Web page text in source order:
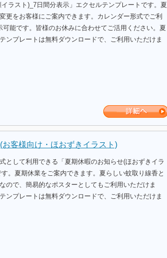
ラスト)_7日間分表示」エクセルテンプレートです。夏
更をお客様にご案内できます。カレンダー形式でご利
可能です。皆様のお休みに合わせてご活用ください。夏
ンプレートは無料ダウンロードで、ご利用いただけま
客様向け・ほおずきイラスト)
として利用できる「夏期休暇のお知らせ(ほおずきイラ
。夏期休業をご案内できます。夏らしい蚊取り線香と
ので、簡易的なポスターとしてもご利用いただけま
ンプレートは無料ダウンロードで、ご利用いただけま